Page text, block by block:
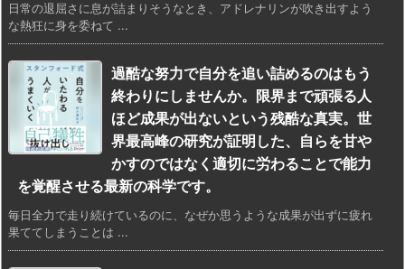
日常の退屈さに息が詰まりそうなとき、アドレナリンが吹き出すよう
な熱狂に身を委ねて ...
過酷な努力で自分を追い詰めるのはもう
終わりにしませんか。限界まで頑張る人
ほど成果が出ないという残酷な真実。世
界最高峰の研究が証明した、自らを甘や
かすのではなく適切に労わることで能力
を覚醒させる最新の科学です。
毎日全力で走り続けているのに、なぜか思うような成果が出ずに疲れ
果ててしまうことは ...